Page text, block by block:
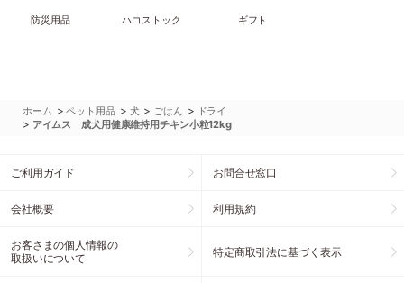
防災用品 ハコストック ギフト
ホーム >ペット用品 > 犬 > ごはん > ドライ
> アイムス 成犬用健康維持用チキン小粒12kg
ご利用ガイド お問合せ窓口
会社概要 利用規約
お客さまの個人情報の
取扱いについて
特定商取引法に基づく表示